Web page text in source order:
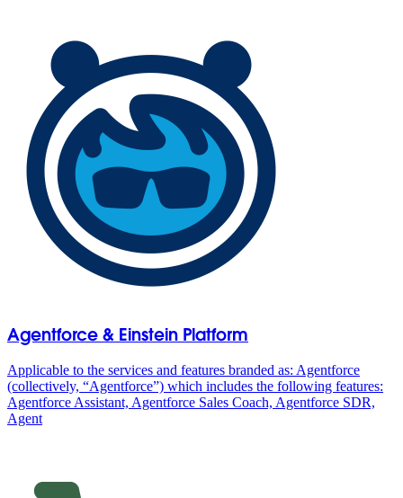
Agentforce & Einstein Platform
Applicable to the services and features branded as: Agentforce
(collectively, “Agentforce”) which includes the following features:
Agentforce Assistant, Agentforce Sales Coach, Agentforce SDR,
Agent